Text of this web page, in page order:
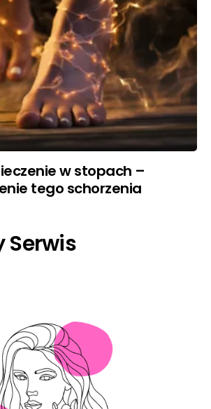
w stopach –
tego schorzenia
Serwis